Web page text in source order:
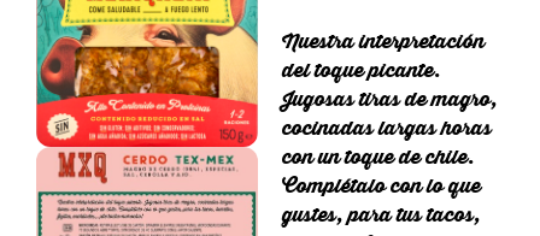
Nuestra interpretación
del toque picante.
Jugosas tiras de magro,
cocinadas largas horas
con un toque de chile.
Complétalo con lo que
gustes, para tus tacos,